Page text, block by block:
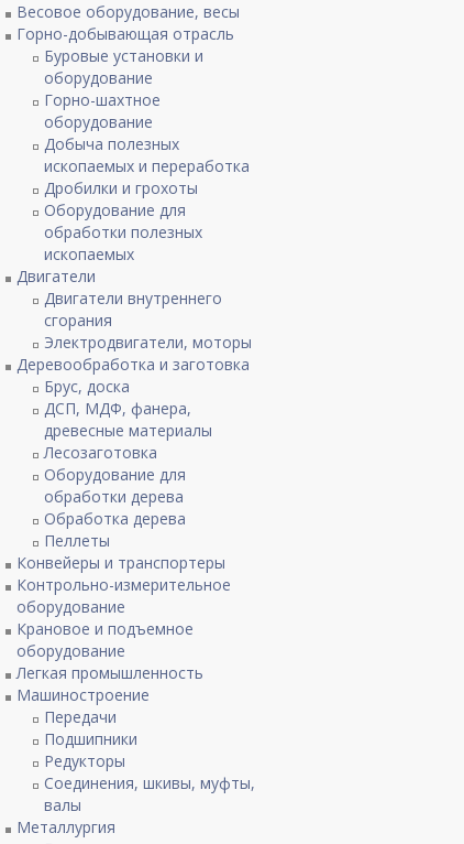
Весовое оборудование, весы
Горно-добывающая отрасль
Буровые установки и
оборудование
Горно-шахтное
оборудование
Добыча полезных
ископаемых и переработка
Дробилки и грохоты
Оборудование для
обработки полезных
ископаемых
Двигатели
Двигатели внутреннего
сгорания
Электродвигатели, моторы
Деревообработка и заготовка
Брус, доска
ДСП, МДФ, фанера,
древесные материалы
Лесозаготовка
Оборудование для
обработки дерева
Обработка дерева
Пеллеты
Конвейеры и транспортеры
Контрольно-измерительное
оборудование
Крановое и подъемное
оборудование
Легкая промышленность
Машиностроение
Передачи
Подшипники
Редукторы
Соединения, шкивы, муфты,
валы
Металлургия